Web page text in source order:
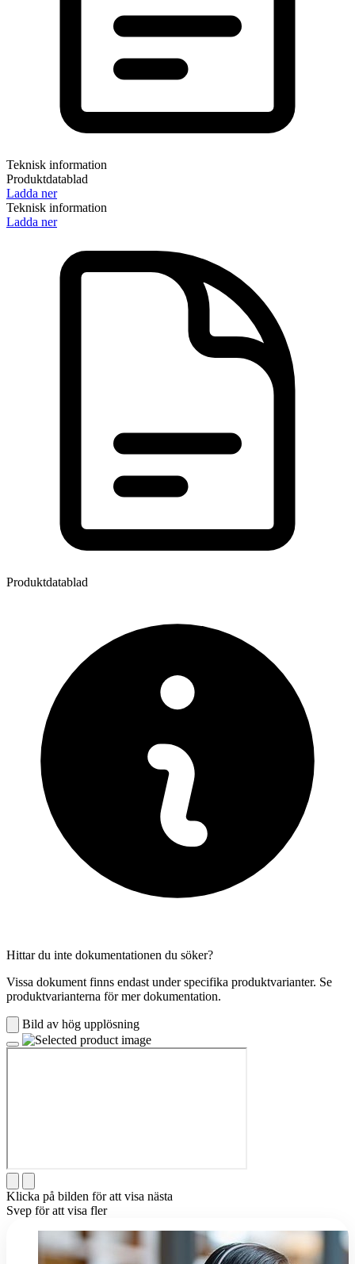
Teknisk information
Produktdatablad
Ladda ner
Teknisk information
Ladda ner
Produktdatablad
Hittar du inte dokumentationen du söker?
Vissa dokument finns endast under specifika produktvarianter. Se
produktvarianterna för mer dokumentation.
Bild av hög upplösning
Klicka på bilden för att visa nästa
Svep för att visa fler